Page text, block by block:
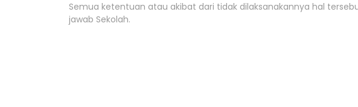
Semua ketentuan atau akibat dari tidak dilaksanakannya hal
jawab Sekolah.